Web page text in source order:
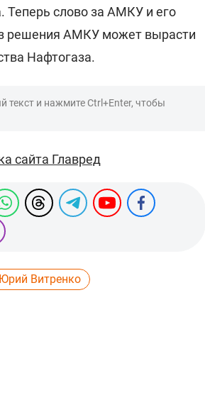
Теперь слово за АМКУ и его
решения АМКУ может вырасти
Нафтогаза.
текст и нажмите Ctrl+Enter, чтобы
сайта Главред
Юрий Витренко